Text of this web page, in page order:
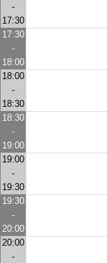
-
17:30
17:30
-
18:00
18:00
-
18:30
18:30
-
19:00
19:00
-
19:30
19:30
-
20:00
20:00
-